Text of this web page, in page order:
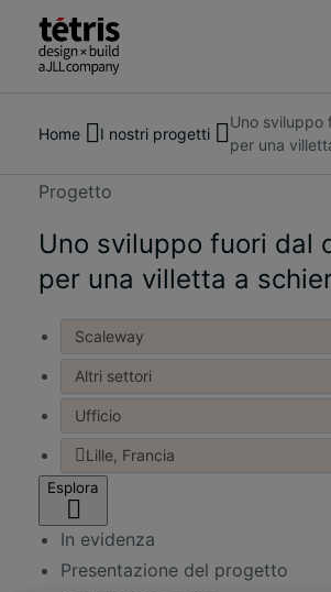
Chi siamo
I nostri progetti
Contattaci
Home I nostri progetti
Uno sviluppo
per una
Cerca
luoghi,
e
approfondimenti
Progetto
Uno sviluppo fuori dal
per una villetta a
Scaleway
Altri settori
Ufficio
Lille, Francia
Esplora
In evidenza
Presentazione del progetto